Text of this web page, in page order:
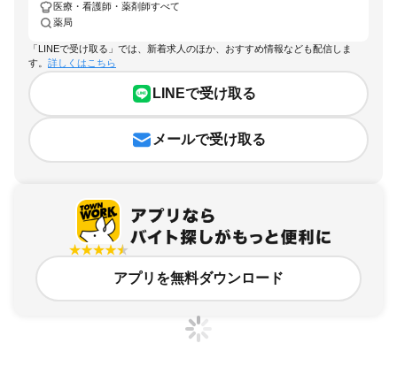
医療・看護師・薬剤師すべて
薬局
「LINEで受け取る」では、新着求人のほか、おすすめ情報なども配信しま
す。 詳しくはこちら
LINEで受け取る
メールで受け取る
アプリを無料ダウンロード